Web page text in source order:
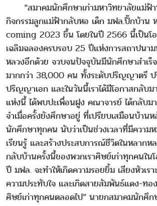
“สมาคมนักศึกษาเก่ามหาวิทยาลัยแม่ฟ้า
กิจกรรมลูกแม่ฟ้ากลับหอ เด็ก มฟล.ปิ๊กบ้าน
coming 2023 ขึ้น โดยในปี 2566 นี้เป็นโ
เฉลิมฉลองครบรอบ 25 ปีแห่งการสถาปนา
หลวงอีกด้วย จวบจนปัจจุบันมีนักศึกษาสำเร็
มากกว่า 38,000 คน ทั้งระดับปริญญาตรี
ปริญญาเอก และในวันนี้เราได้มีโอกาสกลับ
แห่งนี้ ได้พบปะเพื่อนฝูง คณาจารย์ ได้กลับม
จำเมื่อครั้งยังศึกษาอยู่ ที่เปรียบเสมือนบ้าน
นักศึกษาทุกคน นับว่าเป็นช่วงเวลาที่มีความห
เรียนรู้ และสร้างประสบการณ์ชีวิตในหลากห
กลับบ้านครั้งนี้ของพวกเราศิษย์เก่าทุกคนใน
ปี มฟล. จะทำให้เกิดความรอยยิ้ม เสียงหัวเร
ความประทับใจ และเกิดสายสัมพันธ์แดง-ทอ
ศิษย์เก่าทุกคนตลอดไป” นายกสมาคมนักศึก